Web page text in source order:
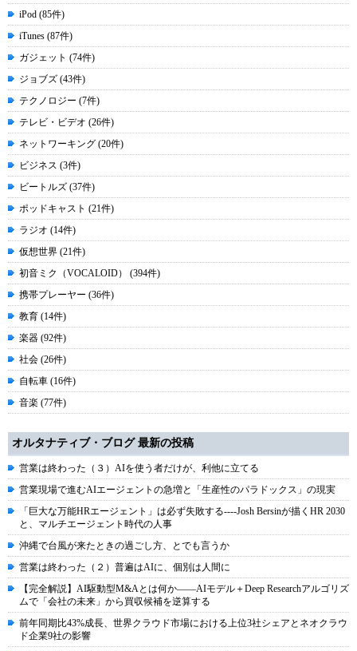
iPod (85件)
iTunes (87件)
ガジェット (74件)
ジョブズ (43件)
テクノロジー (7件)
テレビ・ビデオ (26件)
ネットワーキング (20件)
ビジネス (3件)
ビートルズ (37件)
ポッドキャスト (21件)
ラジオ (14件)
仮想世界 (21件)
初音ミク（VOCALOID） (394件)
携帯プレーヤー (36件)
教育 (14件)
楽器 (92件)
社会 (26件)
自転車 (16件)
音楽 (77件)
オルタナティブ・ブログ 最新の投稿
営業は終わった（３）AIを使う者だけが、利他に立てる
営業現場で進むAIエージェントの急増と「生産性のパラドックス」の現実
「巨大な万能HRエージェント」は必ず失敗する----Josh Bersinが描くHR 2030
と、マルチエージェント時代の人事
沖縄で台風が来たときの過ごし方、とでも言うか
営業は終わった（２）普遍はAIに、個別は人間に
【完全解説】AI駆動型M&Aとは何か――AIモデル＋Deep Researchアルゴリズ
ムで「会社の未来」から買収候補を逆算する
前年同期比43%成長、世界クラウド市場における上位3社シェアとネオクラウ
ド企業9社の影響